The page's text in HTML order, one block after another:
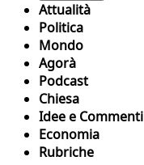
Attualità
Politica
Mondo
Agorà
Podcast
Chiesa
Idee e Commenti
Economia
Rubriche